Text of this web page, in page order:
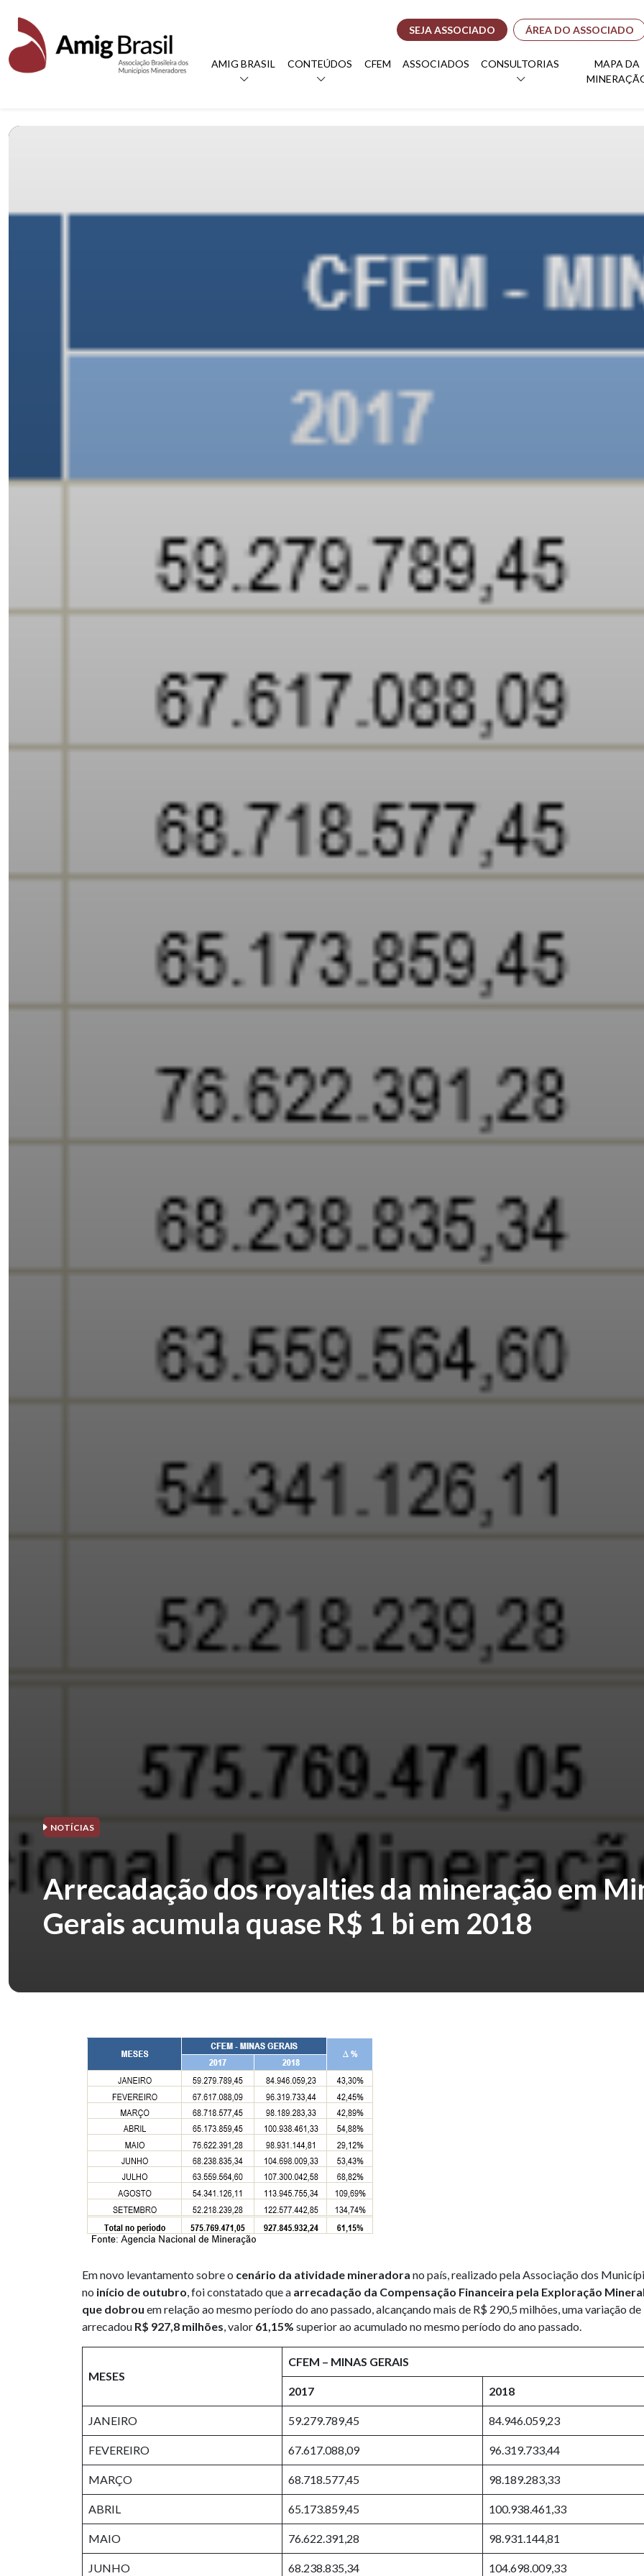
SEJA ASSOCIADO ÁREA DO ASSOCIADO
AMIG BRASIL CONTEÚDOS CFEM ASSOCIADOS CONSULTORIAS
MAPA DA
NOTÍCIAS
Arrecadação dos royalties da mineração em
Gerais acumula quase R$ 1 bi em 2018
Em novo levantamento sobre o cenário da atividade mineradora no país, realizado pela Associação dos
no início de outubro, foi constatado que a arrecadação da Compensação Financeira pela Exploração
que dobrou em relação ao mesmo período do ano passado, alcançando mais de R$ 290,5 milhões, uma variação
arrecadou R$ 927,8 milhões, valor 61,15% superior ao acumulado no mesmo período do ano passado.
MESES
CFEM – MINAS GERAIS
2017 2018
JANEIRO 59.279.789,45 84.946.059,23
FEVEREIRO 67.617.088,09 96.319.733,44
MARÇO 68.718.577,45 98.189.283,33
ABRIL 65.173.859,45 100.938.461,33
MAIO 76.622.391,28 98.931.144,81
JUNHO 68.238.835,34 104.698.009,33